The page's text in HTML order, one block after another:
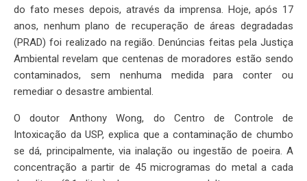
do fato meses depois, através da imprensa. Hoje, após 17
anos, nenhum plano de recuperação de áreas degradadas
(PRAD) foi realizado na região. Denúncias feitas pela Justiça
Ambiental revelam que centenas de moradores estão sendo
contaminados, sem nenhuma medida para conter ou
remediar o desastre ambiental.
O doutor Anthony Wong, do Centro de Controle de
Intoxicação da USP, explica que a contaminação de chumbo
se dá, principalmente, via inalação ou ingestão de poeira. A
concentração a partir de 45 microgramas do metal a cada